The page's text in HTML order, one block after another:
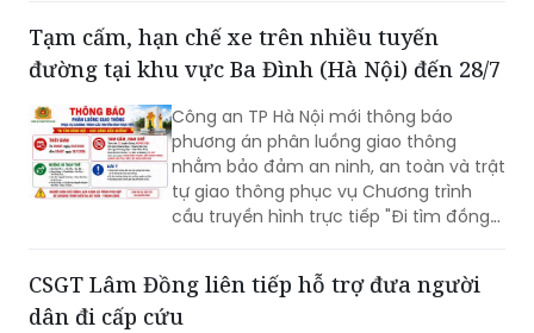
huy động nguồn lực đầu tư, tăng
cường liên kết vùng và kết nối các
cảng biển, cảng hàng không cùng các
đầu mối giao thông quan trọng.
Tạm cấm, hạn chế xe trên nhiều tuyến
đường tại khu vực Ba Đình (Hà Nội) đến 28/7
Công an TP Hà Nội mới thông báo
phương án phân luồng giao thông
nhằm bảo đảm an ninh, an toàn và trật
tự giao thông phục vụ Chương trình
cầu truyền hình trực tiếp "Đi tìm đồng
Anh hùng liệt sĩ, phường Ba Đình.
CSGT Lâm Đồng liên tiếp hỗ trợ đưa người
dân đi cấp cứu